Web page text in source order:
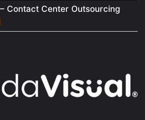
Contact Center Outsourcing